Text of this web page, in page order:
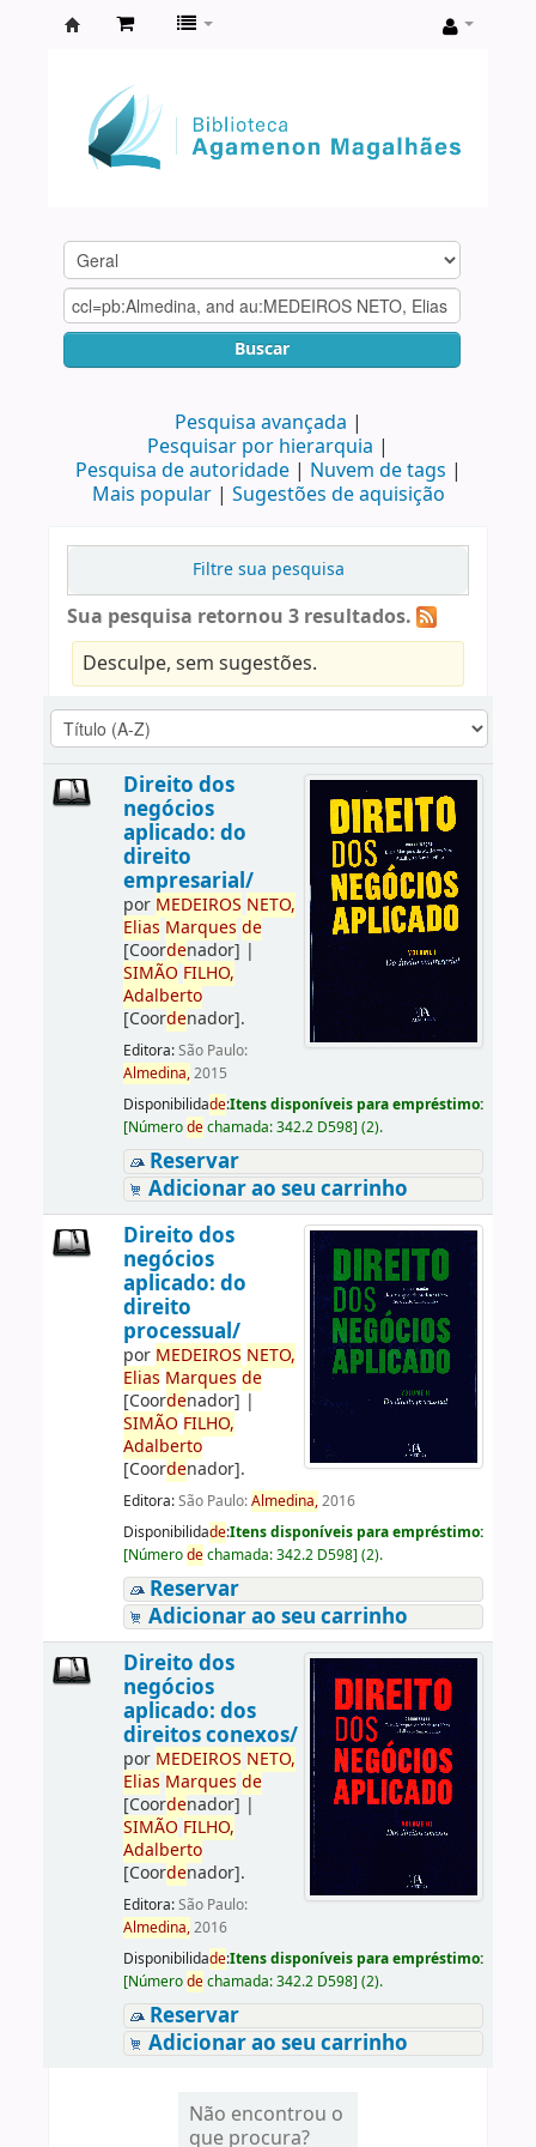
Agamenon
Magalhães
Buscar
Pesquisa avançada
Pesquisar por hierarquia
Pesquisa de autoridade
Nuvem de tags
Mais popular
Sugestões de aquisição
Filtre sua pesquisa
Sua pesquisa retornou 3 resultados.
Desculpe, sem sugestões.
Direito dos
negócios
aplicado: do
direito
empresarial/
por MEDEIROS NETO,
Elias Marques de
[Coordenador] |
SIMÃO FILHO,
Adalberto
[Coordenador].
Editora:São Paulo:
Almedina,2015
Disponibilidade:Itens disponíveis para empréstimo:
[Númerodechamada:342.2 D598] (2).
Reservar
Adicionar ao seu carrinho
Direito dos
negócios
aplicado: do
direito
processual/
por MEDEIROS NETO,
Elias Marques de
[Coordenador] |
SIMÃO FILHO,
Adalberto
[Coordenador].
Editora:São Paulo:Almedina,2016
Disponibilidade:Itens disponíveis para empréstimo:
[Númerodechamada:342.2 D598] (2).
Reservar
Adicionar ao seu carrinho
Direito dos
negócios
aplicado: dos
direitos conexos/
por MEDEIROS NETO,
Elias Marques de
[Coordenador] |
SIMÃO FILHO,
Adalberto
[Coordenador].
Editora:São Paulo:
Almedina,2016
Disponibilidade:Itens disponíveis para empréstimo:
[Númerodechamada:342.2 D598] (2).
Reservar
Adicionar ao seu carrinho
Não encontrou o
que procura?